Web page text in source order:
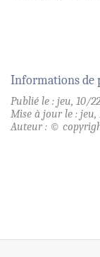
Informations de
Publié le : jeu, 10/
Mise à jour le : jeu,
Auteur : ©